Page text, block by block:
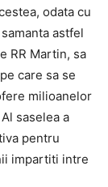
odata cu
astfel
RR Martin, sa
care sa se
milioanelor
Al saselea a
pentru
impartiti intre